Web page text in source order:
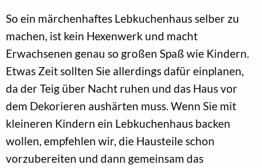
So ein märchenhaftes Lebkuchenhaus selber zu
machen, ist kein Hexenwerk und macht
Erwachsenen genau so großen Spaß wie Kindern.
Etwas Zeit sollten Sie allerdings dafür einplanen,
da der Teig über Nacht ruhen und das Haus vor
dem Dekorieren aushärten muss. Wenn Sie mit
kleineren Kindern ein Lebkuchenhaus backen
wollen, empfehlen wir, die Hausteile schon
vorzubereiten und dann gemeinsam das